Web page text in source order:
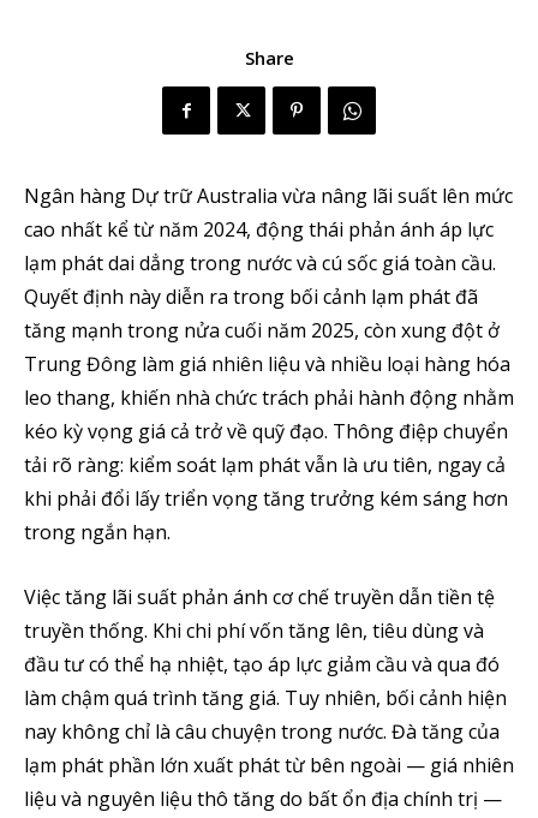
Share
Ngân hàng Dự trữ Australia vừa nâng lãi suất lên mức
cao nhất kể từ năm 2024, động thái phản ánh áp lực
lạm phát dai dẳng trong nước và cú sốc giá toàn cầu.
Quyết định này diễn ra trong bối cảnh lạm phát đã
tăng mạnh trong nửa cuối năm 2025, còn xung đột ở
Trung Đông làm giá nhiên liệu và nhiều loại hàng hóa
leo thang, khiến nhà chức trách phải hành động nhằm
kéo kỳ vọng giá cả trở về quỹ đạo. Thông điệp chuyển
tải rõ ràng: kiểm soát lạm phát vẫn là ưu tiên, ngay cả
khi phải đổi lấy triển vọng tăng trưởng kém sáng hơn
trong ngắn hạn.
Việc tăng lãi suất phản ánh cơ chế truyền dẫn tiền tệ
truyền thống. Khi chi phí vốn tăng lên, tiêu dùng và
đầu tư có thể hạ nhiệt, tạo áp lực giảm cầu và qua đó
làm chậm quá trình tăng giá. Tuy nhiên, bối cảnh hiện
nay không chỉ là câu chuyện trong nước. Đà tăng của
lạm phát phần lớn xuất phát từ bên ngoài — giá nhiên
liệu và nguyên liệu thô tăng do bất ổn địa chính trị —